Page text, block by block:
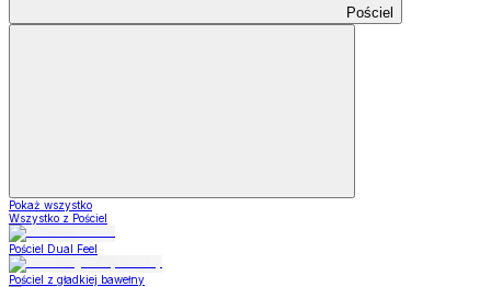
Pościel
Pokaż wszystko
Wszystko z Pościel
Pościel Dual Feel
Pościel z gładkiej bawełny